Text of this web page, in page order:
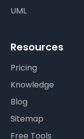
UML
Resources
Pricing
Knowledge
Blog
Sitemap
Free Tools